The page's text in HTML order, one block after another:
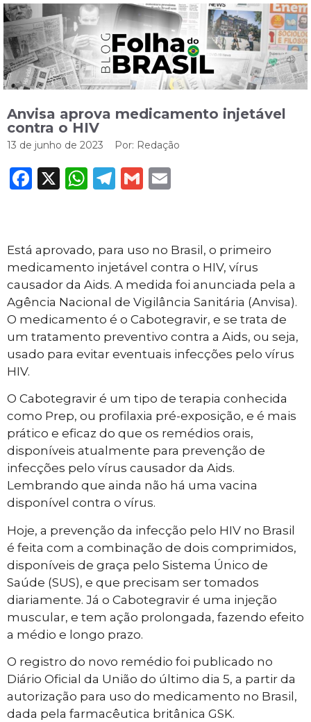
Anvisa aprova medicamento injetável
contra o HIV
13 de junho de 2023 Por: Redação
Facebook
X WhatsApp
Telegram
Gmail
Está aprovado, para uso no Brasil, o primeiro
medicamento injetável contra o HIV, vírus
causador da Aids. A medida foi anunciada pela a
Agência Nacional de Vigilância Sanitária (Anvisa).
O medicamento é o Cabotegravir, e se trata de
um tratamento preventivo contra a Aids, ou seja,
usado para evitar eventuais infecções pelo vírus
HIV.
O Cabotegravir é um tipo de terapia conhecida
como Prep, ou profilaxia pré-exposição, e é mais
prático e eficaz do que os remédios orais,
disponíveis atualmente para prevenção de
infecções pelo vírus causador da Aids.
Lembrando que ainda não há uma vacina
disponível contra o vírus.
Hoje, a prevenção da infecção pelo HIV no Brasil
é feita com a combinação de dois comprimidos,
disponíveis de graça pelo Sistema Único de
Saúde (SUS), e que precisam ser tomados
diariamente. Já o Cabotegravir é uma injeção
muscular, e tem ação prolongada, fazendo efeito
a médio e longo prazo.
O registro do novo remédio foi publicado no
Diário Oficial da União do último dia 5, a partir da
autorização para uso do medicamento no Brasil,
dada pela farmacêutica britânica GSK.